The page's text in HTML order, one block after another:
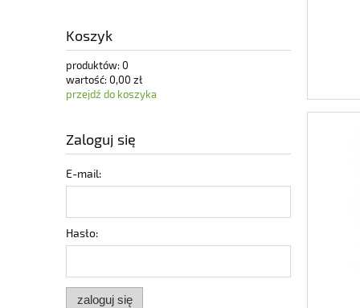
Koszyk
produktów: 0
wartość: 0,00 zł
przejdź do koszyka
Zaloguj się
E-mail:
Hasło:
zaloguj się